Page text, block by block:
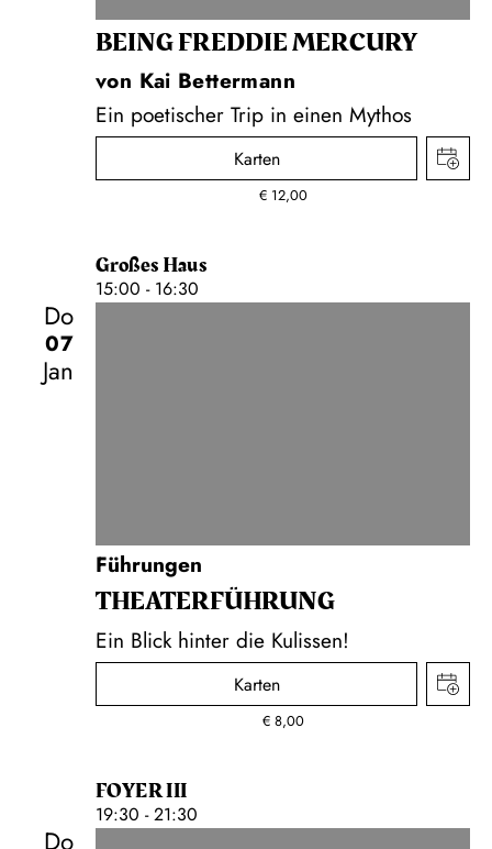
BEING FREDDIE MERCURY
von Kai Bettermann
Ein poetischer Trip in einen Mythos
Karten
€ 12,00
Großes Haus
15:00 - 16:30
Do
07
Jan
Führungen
THEATER­FÜHR­UNG
Ein Blick hinter die Kulissen!
Karten
€ 8,00
FOYER III
19:30 - 21:30